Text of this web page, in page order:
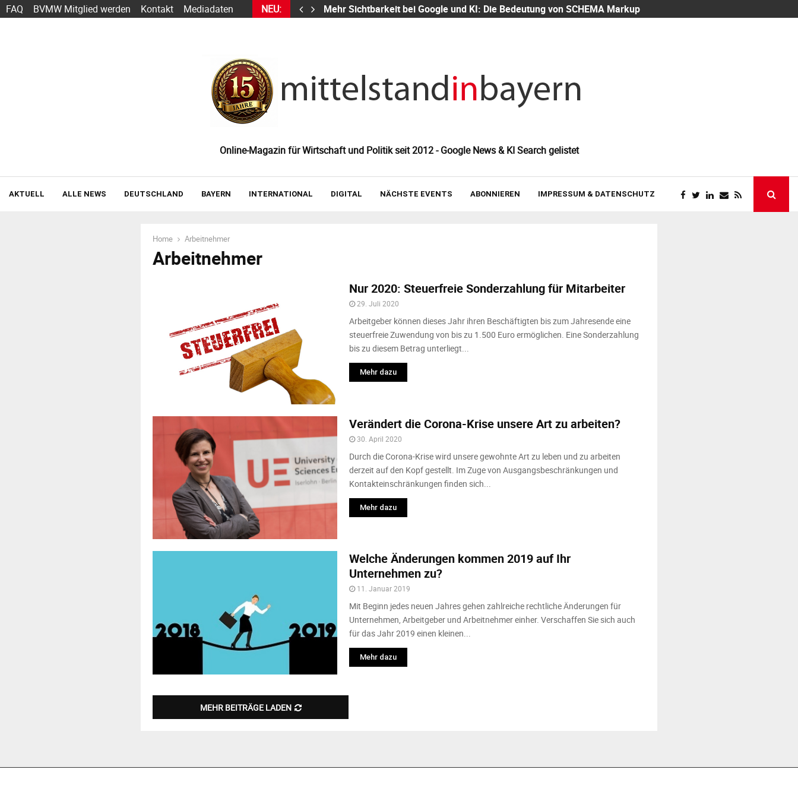
FAQ BVMW Mitglied werden Kontakt Mediadaten NEU:
heute schon funktioniert — und wie der Einstieg gelingt Mehr Sichtbarkeit bei Google und KI: Die Bedeutung von SCHEMA Markup
Online-Magazin für Wirtschaft und Politik seit 2012 - Google News & KI Search gelistet
AKTUELL ALLE NEWS DEUTSCHLAND BAYERN INTERNATIONAL DIGITAL NÄCHSTE EVENTS ABONNIEREN IMPRESSUM & DATENSCHUTZ
Home Arbeitnehmer
Arbeitnehmer
Nur 2020: Steuerfreie Sonderzahlung für Mitarbeiter
29. Juli 2020
Arbeitgeber können dieses Jahr ihren Beschäftigten bis zum Jahresende eine
steuerfreie Zuwendung von bis zu 1.500 Euro ermöglichen. Eine Sonderzahlung
bis zu diesem Betrag unterliegt...
Mehr dazu
Verändert die Corona-Krise unsere Art zu arbeiten?
30. April 2020
Durch die Corona-Krise wird unsere gewohnte Art zu leben und zu arbeiten
derzeit auf den Kopf gestellt. Im Zuge von Ausgangsbeschränkungen und
Kontakteinschränkungen finden sich...
Mehr dazu
Welche Änderungen kommen 2019 auf Ihr
Unternehmen zu?
11. Januar 2019
Mit Beginn jedes neuen Jahres gehen zahlreiche rechtliche Änderungen für
Unternehmen, Arbeitgeber und Arbeitnehmer einher. Verschaffen Sie sich auch
für das Jahr 2019 einen kleinen...
Mehr dazu
MEHR BEITRÄGE LADEN